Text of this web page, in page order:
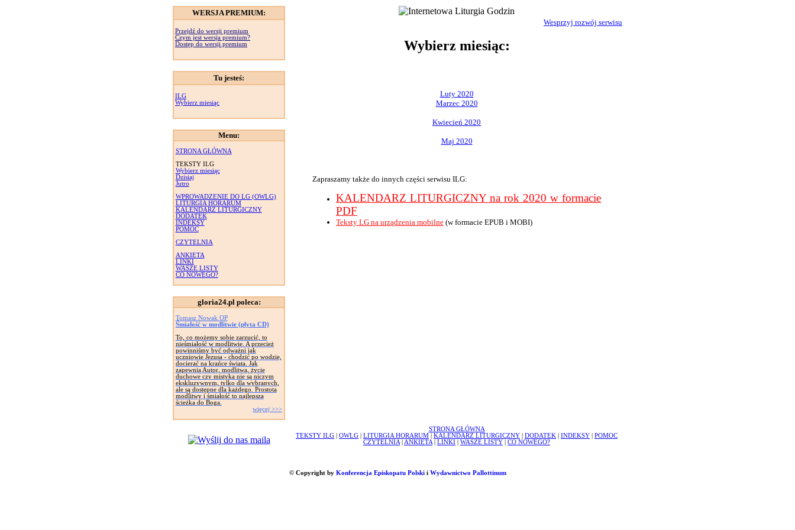
WERSJA PREMIUM:
Przejdź do wersji premium
Czym jest wersja premium?
Dostęp do wersji premium
Tu jesteś:
ILG
Wybierz miesiąc
Menu:
STRONA GŁÓWNA
TEKSTY ILG
Wybierz miesiąc
Dzisiaj
Jutro
WPROWADZENIE DO LG (OWLG)
LITURGIA HORARUM
KALENDARZ LITURGICZNY
DODATEK
INDEKSY
POMOC
CZYTELNIA
ANKIETA
LINKI
WASZE LISTY
CO NOWEGO?
gloria24.pl poleca:
Tomasz Nowak OP
Śmiałość w modlitwie (płyta CD)
To, co możemy sobie zarzucić, to
nieśmiałość w modlitwie. A przecież
powinniśmy być odważni jak
uczniowie Jezusa - chodzić po wodzie,
docierać na krańce świata. Jak
zapewnia Autor, modlitwa, życie
duchowe czy mistyka nie są niczym
ekskluzywnym, tylko dla wybranych,
ale są dostępne dla każdego. Prostota
modlitwy i śmiałość to najlepsza
ścieżka do Boga.
więcej >>>
Wesprzyj rozwój serwisu
Wybierz miesiąc:
Luty 2020
Marzec 2020
Kwiecień 2020
Maj 2020
Zapraszamy także do innych części serwisu ILG:
KALENDARZ LITURGICZNY na rok 2020 w formacie
PDF
Teksty LG na urządzenia mobilne (w formacie EPUB i MOBI)
STRONA GŁÓWNA
TEKSTY ILG
OWLG LITURGIA HORARUM KALENDARZ LITURGICZNY DODATEK INDEKSY
POMOC
CZYTELNIA
ANKIETA LINKI WASZE LISTY CO NOWEGO?
© Copyright by Konferencja Episkopatu Polskii Wydawnictwo Pallottinum